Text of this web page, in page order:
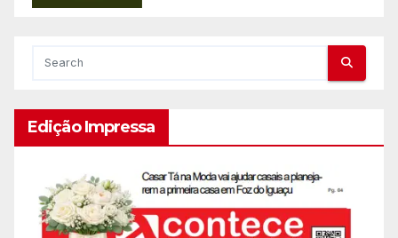
Edição Impressa